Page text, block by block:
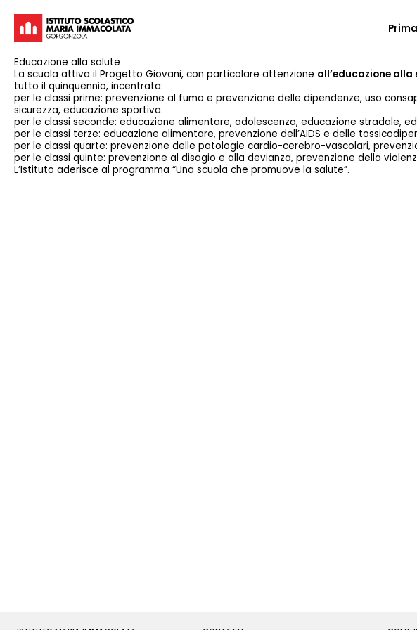
Educazione alla salute
La scuola attiva il Progetto Giovani, con particolare attenzione all’educazione alla
tutto il quinquennio, incentrata:
per le classi prime: prevenzione al fumo e prevenzione delle dipendenze, uso
sicurezza, educazione sportiva.
per le classi seconde: educazione alimentare, adolescenza, educazione stradale,
per le classi terze: educazione alimentare, prevenzione dell’AIDS e delle
per le classi quarte: prevenzione delle patologie cardio-cerebro-vascolari,
per le classi quinte: prevenzione al disagio e alla devianza, prevenzione della
L’Istituto aderisce al programma “Una scuola che promuove la salute”.